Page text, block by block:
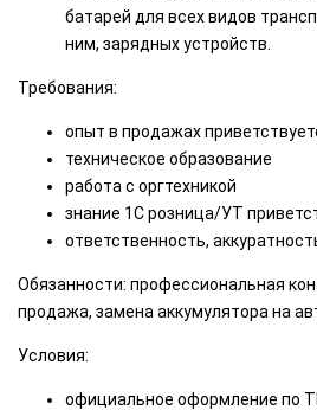
батарей для всех видов
ним, зарядных устройств.
Требования:
опыт в продажах
техническое образование
работа с оргтехникой
знание 1С розница/УТ
ответственность,
Обязанности: профессиональная
продажа, замена аккумулятора на
Условия:
официальное оформление по